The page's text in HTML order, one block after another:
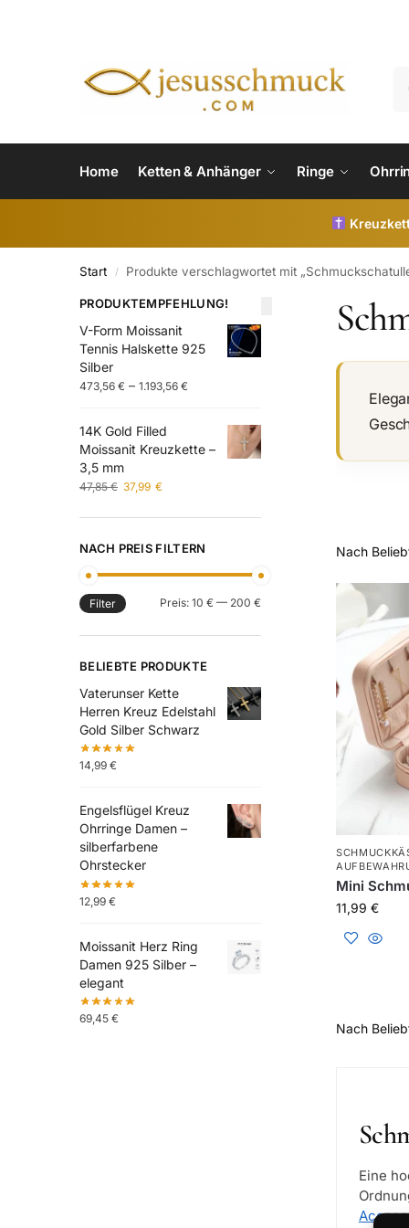
Home Ketten & Anhänger Ringe
Start / Produkte verschlagwortet mit
Mini
11,99 €
Eine
PRODUKTEMPFEHLUNG!
V-Form Moissanit
Tennis Halskette 925
Silber
473,56 € – 1.193,56 €
14K Gold Filled
Moissanit Kreuzkette –
3,5 mm
47,85€ 37,99 €
NACH PREIS FILTERN
Filter Preis: 10 € — 200 €
BELIEBTE PRODUKTE
Vaterunser Kette
Herren Kreuz Edelstahl
Gold Silber Schwarz
14,99 €
Engelsflügel Kreuz
Ohrringe Damen –
silberfarbene
Ohrstecker
12,99 €
Moissanit Herz Ring
Damen 925 Silber –
elegant
69,45 €